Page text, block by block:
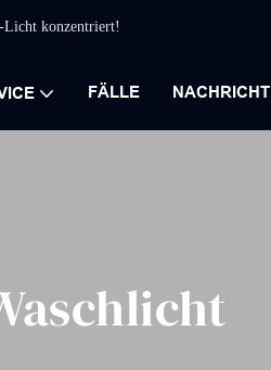
Licht konzentriert!
FÄLLE NACHRICHT